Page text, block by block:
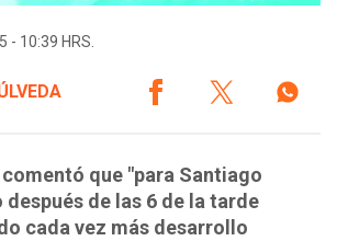
- 10:39 HRS.
que "para Santiago
de las 6 de la tarde
cada vez más desarrollo